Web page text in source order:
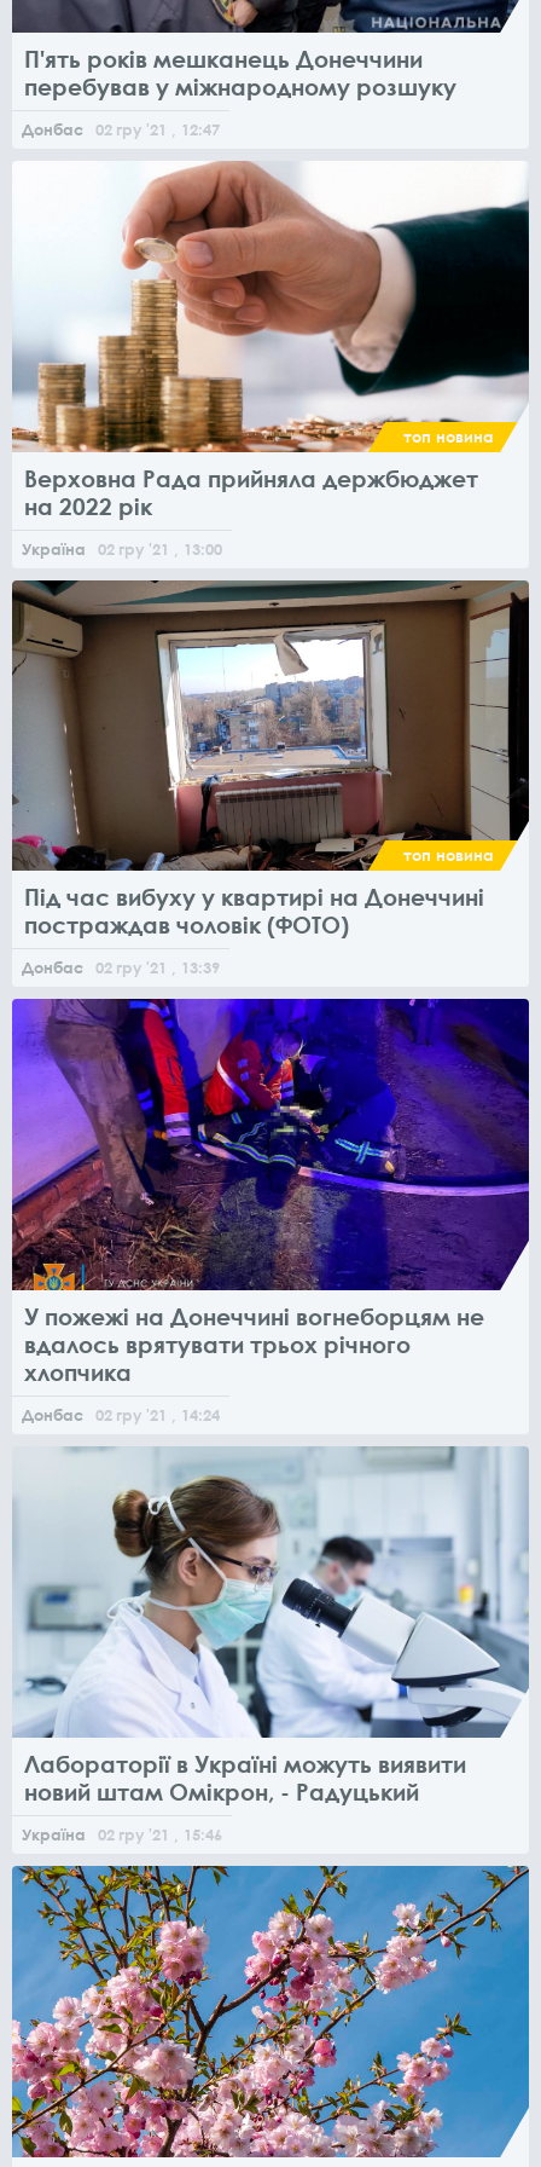
П'ять років мешканець Донеччини
перебував у міжнародному розшуку
Донбас 02 гру '21 , 12:47
топ новина
Верховна Рада прийняла держбюджет
на 2022 рік
Україна 02 гру '21 , 13:00
топ новина
Під час вибуху у квартирі на Донеччині
постраждав чоловік (ФОТО)
Донбас 02 гру '21 , 13:39
У пожежі на Донеччині вогнеборцям не
вдалось врятувати трьох річного
хлопчика
Донбас 02 гру '21 , 14:24
Лабораторії в Україні можуть виявити
новий штам Омікрон, - Радуцький
Україна 02 гру '21 , 15:46